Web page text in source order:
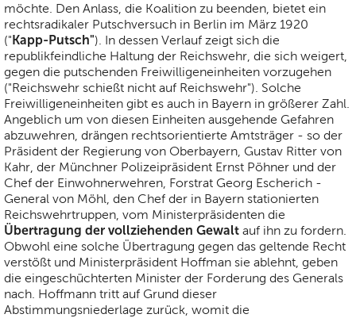
möchte. Den Anlass, die Koalition zu beenden, bietet ein
rechtsradikaler Putschversuch in Berlin im März 1920
("Kapp-Putsch"). In dessen Verlauf zeigt sich die
republikfeindliche Haltung der Reichswehr, die sich weigert,
gegen die putschenden Freiwilligeneinheiten vorzugehen
("Reichswehr schießt nicht auf Reichswehr"). Solche
Freiwilligeneinheiten gibt es auch in Bayern in größerer Zahl.
Angeblich um von diesen Einheiten ausgehende Gefahren
abzuwehren, drängen rechtsorientierte Amtsträger - so der
Präsident der Regierung von Oberbayern, Gustav Ritter von
Kahr, der Münchner Polizeipräsident Ernst Pöhner und der
Chef der Einwohnerwehren, Forstrat Georg Escherich -
General von Möhl, den Chef der in Bayern stationierten
Reichswehrtruppen, vom Ministerpräsidenten die
Übertragung der vollziehenden Gewalt auf ihn zu fordern.
Obwohl eine solche Übertragung gegen das geltende Recht
verstößt und Ministerpräsident Hoffman sie ablehnt, geben
die eingeschüchterten Minister der Forderung des Generals
nach. Hoffmann tritt auf Grund dieser
Abstimmungsniederlage zurück, womit die